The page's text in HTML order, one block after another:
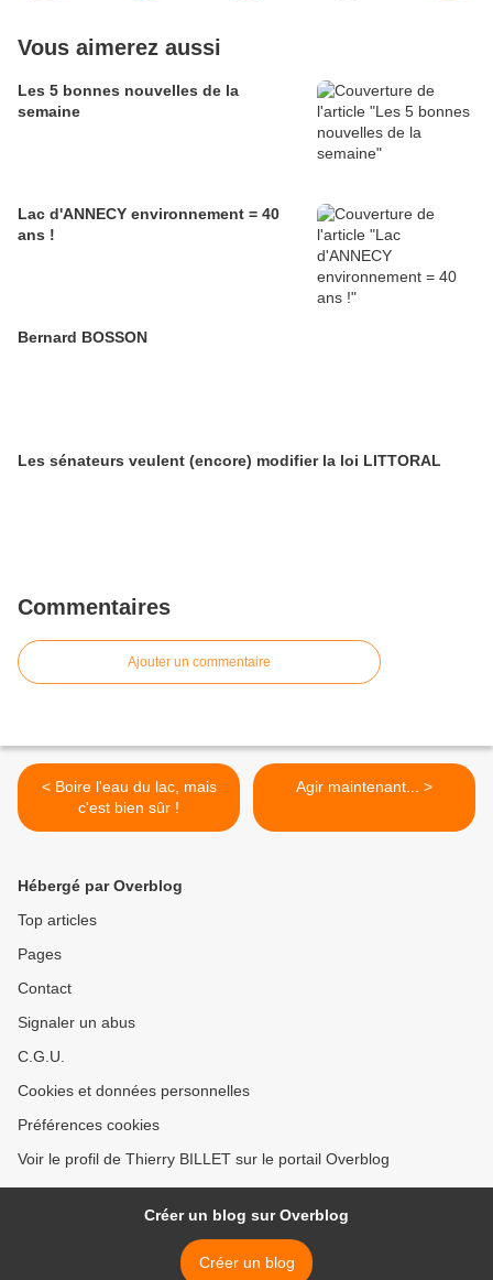
Vous aimerez aussi
Les 5 bonnes nouvelles de la
semaine
Lac d'ANNECY environnement = 40
ans !
Bernard BOSSON
Les sénateurs veulent (encore) modifier la loi LITTORAL
Commentaires
Ajouter un commentaire
< Boire l'eau du lac, mais
c'est bien sûr !
Agir maintenant... >
Hébergé par Overblog
Top articles
Pages
Contact
Signaler un abus
C.G.U.
Cookies et données personnelles
Préférences cookies
Voir le profil de Thierry BILLET sur le portail Overblog
Créer un blog sur Overblog
Créer un blog